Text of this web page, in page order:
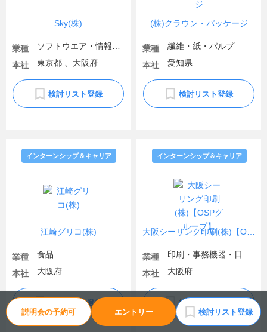
説明会の予約可 エントリー 検討リスト登録
Sky(株)
業種
本社
東京都 、大阪府
検討リスト登録
(株)クラウン・パッケージ
業種
繊維・紙・パルプ
本社
愛知県
検討リスト登録
江崎グリコ(株)
インターンシップ＆キャリア
業種
食品
本社
大阪府
検討リスト登録
インターンシップ＆キャリア
業種
本社
大阪府
検討リスト登録